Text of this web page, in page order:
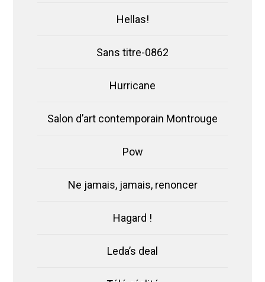
Hellas!
Sans titre-0862
Hurricane
Salon d’art contemporain Montrouge
Pow
Ne jamais, jamais, renoncer
Hagard !
Leda’s deal